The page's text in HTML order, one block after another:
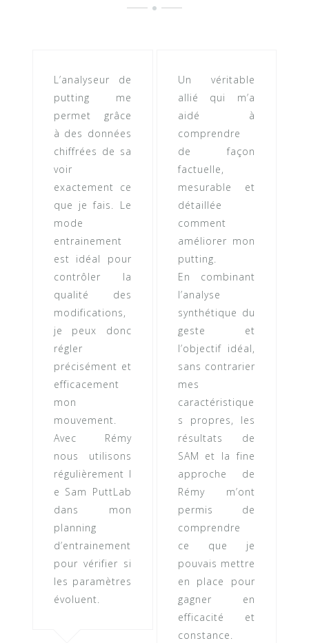
L’analyseur de
putting me
permet grâce
à des données
chiffrées de sa
voir
exactement ce
que je fais. Le
mode
entrainement
est idéal pour
contrôler la
qualité des
modifications,
je peux donc
régler
précisément et
efficacement
mon
mouvement.
Avec Rémy
nous utilisons
régulièrement l
e Sam PuttLab
dans mon
planning
d’entrainement
pour vérifier si
les paramètres
évoluent.
Un véritable
allié qui m’a
aidé à
comprendre
de façon
factuelle,
mesurable et
détaillée
comment
améliorer mon
putting.
En combinant
l’analyse
synthétique du
geste et
l’objectif idéal,
sans contrarier
mes
caractéristique
s propres, les
résultats de
SAM et la fine
approche de
Rémy m’ont
permis de
comprendre
ce que je
pouvais mettre
en place pour
gagner en
efficacité et
constance.